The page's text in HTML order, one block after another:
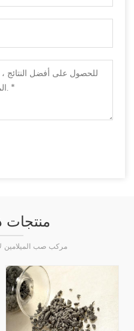
مركب صب الميلامين